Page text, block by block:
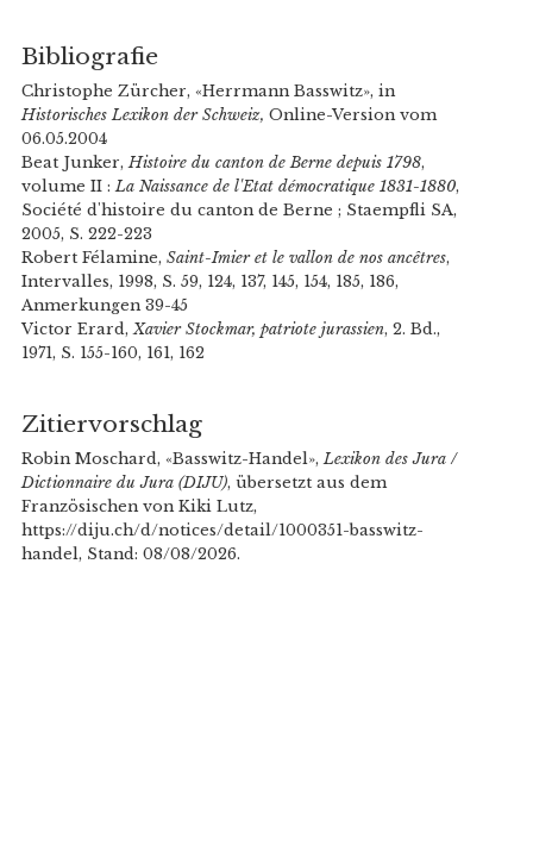
Bibliografie
Christophe Zürcher, «Herrmann Basswitz», in
Historisches Lexikon der Schweiz, Online-Version vom
06.05.2004
Beat Junker, Histoire du canton de Berne depuis 1798,
volume II : La Naissance de l'Etat démocratique 1831-1880,
Société d'histoire du canton de Berne ; Staempfli SA,
2005, S. 222-223
Robert Félamine, Saint-Imier et le vallon de nos ancêtres,
Intervalles, 1998, S. 59, 124, 137, 145, 154, 185, 186,
Anmerkungen 39-45
Victor Erard, Xavier Stockmar, patriote jurassien, 2. Bd.,
1971, S. 155-160, 161, 162
Zitiervorschlag
Robin Moschard, «Basswitz-Handel»,Lexikon des Jura /
Dictionnaire du Jura (DIJU), übersetzt aus dem
Französischen von Kiki Lutz,
https://diju.ch/d/notices/detail/1000351-basswitz-
handel, Stand: 08/08/2026.